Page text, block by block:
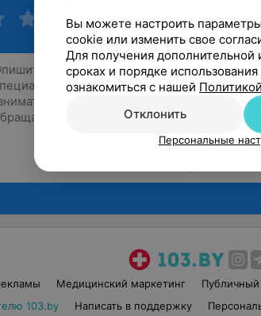
Медицинский маркетинг Публичный
103.by
Написать в поддержку
Вы можете настроить
cookie или изменить свое
Для получения
сроках и порядке
ознакомиться с нашей
Отклонить
Персональные